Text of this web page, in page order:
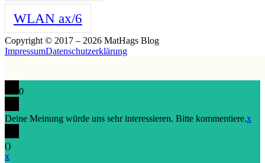
WLAN ax/6
Copyright © 2017 – 2026 MatHags Blog
ImpressumDatenschutzerklärung
0
Deine Meinung würde uns sehr interessieren. Bitte kommentiere.x
()
x